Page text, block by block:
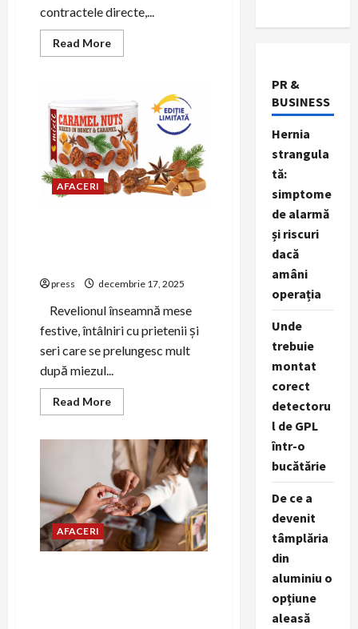
contractele directe,...
Read MoreRead
more
cei
mai
multi
curieri
integrati
din
Romania,
lanseaza
aplicatie
AFACERI
press decembrie 17, 2025
Revelionul înseamnă mese
festive, întâlniri cu prietenii și
seri care se prelungesc mult
după miezul...
Read MoreRead
more
aduce
gustări
festive
pentru
petrecerea
de
Revelion
AFACERI
PR &
BUSINESS
Hernia
strangula
tă:
simptome
de alarmă
și riscuri
dacă
amâni
operația
Unde
trebuie
montat
corect
detectoru
l de GPL
într-o
bucătărie
De ce a
devenit
tâmplăria
din
aluminiu o
opțiune
aleasă